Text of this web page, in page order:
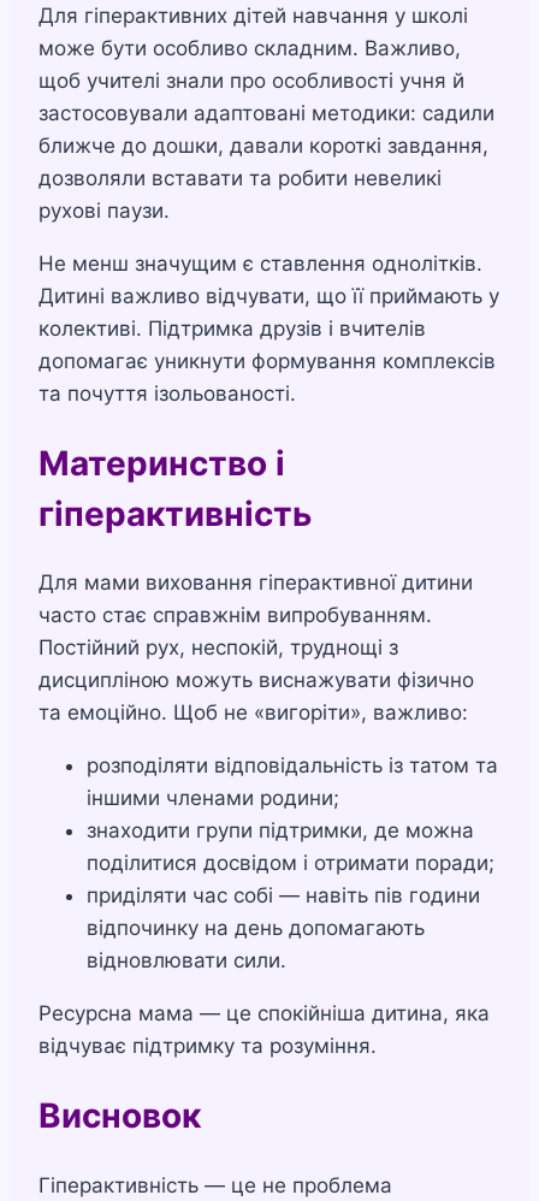
Для гіперактивних дітей навчання у школі
може бути особливо складним. Важливо,
щоб учителі знали про особливості учня й
застосовували адаптовані методики: садили
ближче до дошки, давали короткі завдання,
дозволяли вставати та робити невеликі
рухові паузи.
Не менш значущим є ставлення однолітків.
Дитині важливо відчувати, що її приймають у
колективі. Підтримка друзів і вчителів
допомагає уникнути формування комплексів
та почуття ізольованості.
Материнство і
гіперактивність
Для мами виховання гіперактивної дитини
часто стає справжнім випробуванням.
Постійний рух, неспокій, труднощі з
дисципліною можуть виснажувати фізично
та емоційно. Щоб не «вигоріти», важливо:
розподіляти відповідальність із татом та
іншими членами родини;
знаходити групи підтримки, де можна
поділитися досвідом і отримати поради;
приділяти час собі — навіть пів години
відпочинку на день допомагають
відновлювати сили.
Ресурсна мама — це спокійніша дитина, яка
відчуває підтримку та розуміння.
Висновок
Гіперактивність — це не проблема